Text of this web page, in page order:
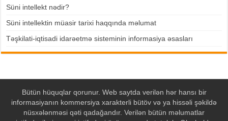
Süni intellekt nədir?
Süni intellektin müasir tarixi haqqında məlumat
Təşkilati-iqtisadi idarəetmə sisteminin informasiya əsasları
Bütün hüquqlar qorunur. Web saytda verilən hər hansı bir
informasiyanın kommersiya xarakterli bütöv və ya hissəli şəkildə
nüsxələnməsi qəti qadağandır. Verilən bütün məlumatlar